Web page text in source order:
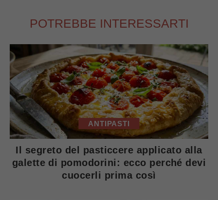
POTREBBE INTERESSARTI
ANTIPASTI
Il segreto del pasticcere applicato alla
galette di pomodorini: ecco perché devi
cuocerli prima così